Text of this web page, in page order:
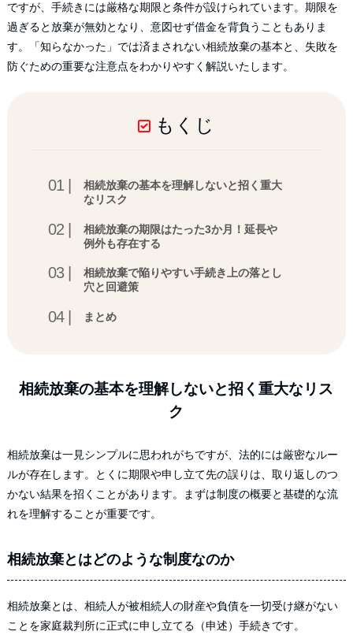
ですが、手続きには厳格な期限と条件が設けられています。期限を
過ぎると放棄が無効となり、意図せず借金を背負うこともありま
す。「知らなかった」では済まされない相続放棄の基本と、失敗を
防ぐための重要な注意点をわかりやすく解説いたします。
もくじ
相続放棄の基本を理解しないと招く重大
なリスク
相続放棄の期限はたった3か月！延長や
例外も存在する
相続放棄で陥りやすい手続き上の落とし
穴と回避策
まとめ
相続放棄の基本を理解しないと招く重大なリス
ク
相続放棄は一見シンプルに思われがちですが、法的には厳密なルー
ルが存在します。とくに期限や申し立て先の誤りは、取り返しのつ
かない結果を招くことがあります。まずは制度の概要と基礎的な流
れを理解することが重要です。
相続放棄とはどのような制度なのか
相続放棄とは、相続人が被相続人の財産や負債を一切受け継がない
ことを家庭裁判所に正式に申し立てる（申述）手続きです。